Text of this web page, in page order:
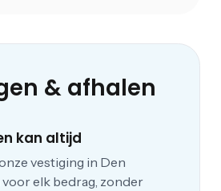
& afhalen
kan altijd
vestiging in Den
elk bedrag, zonder